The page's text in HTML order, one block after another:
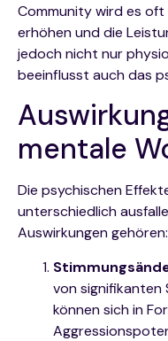
Community wird es oft
erhöhen und die
jedoch nicht nur
beeinflusst auch das
mentale
Die psychischen
unterschiedlich
Auswirkungen gehören:
von signifikanten
können sich in